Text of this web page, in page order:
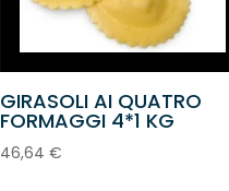
GIRASOLI AI QUATRO
FORMAGGI 4*1 KG
46,64€